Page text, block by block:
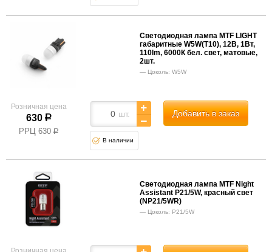
Светодиодная лампа MTF LIGHT
габаритные W5W(T10), 12В, 1Вт,
110lm, 6000К бел. свет, матовые,
2шт.
Цоколь: W5W
Розничная цена
630 р
РРЦ 630 р
шт. Добавить в заказ
В наличии
Светодиодная лампа MTF Night
Assistant P21/5W, красный свет
(NP21/5WR)
Цоколь: P21/5W